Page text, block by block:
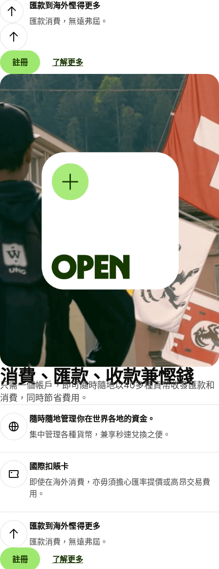
匯款到海外慳得更多
匯款消費，無遠弗屆。
註冊 了解更多
消費、匯款、收款兼慳錢
只需一個帳戶，即可隨時隨地以40多種貨幣收發匯款和
消費，同時節省費用。
隨時隨地管理你在世界各地的資金。
集中管理各種貨幣，兼享秒速兌換之便。
國際扣賬卡
即使在海外消費，亦毋須擔心匯率提價或高昂交易費
用。
匯款到海外慳得更多
匯款消費，無遠弗屆。
註冊
了解更多